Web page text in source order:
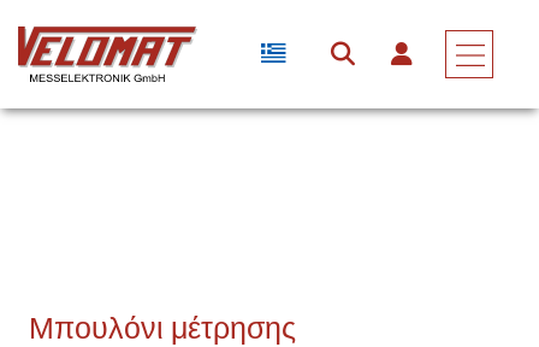
Μπουλόνι μέτρησης